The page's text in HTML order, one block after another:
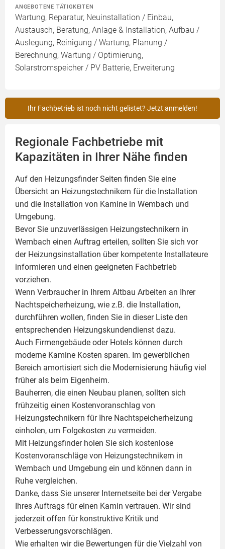
ANGEBOTENE TÄTIGKEITEN
Wartung, Reparatur, Neuinstallation / Einbau,
Austausch, Beratung, Anlage & Installation, Aufbau /
Auslegung, Reinigung / Wartung, Planung /
Berechnung, Wartung / Optimierung,
Solarstromspeicher / PV Batterie, Erweiterung
Ihr Fachbetrieb ist noch nicht gelistet? Jetzt anmelden!
Regionale Fachbetriebe mit
Kapazitäten in Ihrer Nähe finden
Auf den Heizungsfinder Seiten finden Sie eine
Übersicht an Heizungstechnikern für die Installation
und die Installation von Kamine in Wembach und
Umgebung.
Bevor Sie unzuverlässigen Heizungstechnikern in
Wembach einen Auftrag erteilen, sollten Sie sich vor
der Heizungsinstallation über kompetente Installateure
informieren und einen geeigneten Fachbetrieb
vorziehen.
Wenn Verbraucher in Ihrem Altbau Arbeiten an Ihrer
Nachtspeicherheizung, wie z.B. die Installation,
durchführen wollen, finden Sie in dieser Liste den
entsprechenden Heizungskundendienst dazu.
Auch Firmengebäude oder Hotels können durch
moderne Kamine Kosten sparen. Im gewerblichen
Bereich amortisiert sich die Modernisierung häufig viel
früher als beim Eigenheim.
Bauherren, die einen Neubau planen, sollten sich
frühzeitig einen Kostenvoranschlag von
Heizungstechnikern für Ihre Nachtspeicherheizung
einholen, um Folgekosten zu vermeiden.
Mit Heizungsfinder holen Sie sich kostenlose
Kostenvoranschläge von Heizungstechnikern in
Wembach und Umgebung ein und können dann in
Ruhe vergleichen.
Danke, dass Sie unserer Internetseite bei der Vergabe
Ihres Auftrags für einen Kamin vertrauen. Wir sind
jederzeit offen für konstruktive Kritik und
Verbesserungsvorschlägen.
Wie erhalten wir die Bewertungen für die Vielzahl von